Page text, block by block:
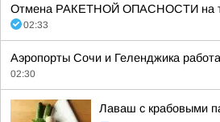
Отмена РАКЕТНОЙ ОПАСНОСТИ на
02:33
Аэропорты Сочи и Геленджика
02:30
Лаваш с крабовыми